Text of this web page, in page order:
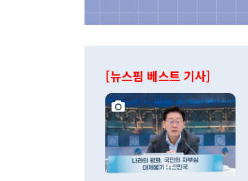
[뉴스핌 베스트 기사]